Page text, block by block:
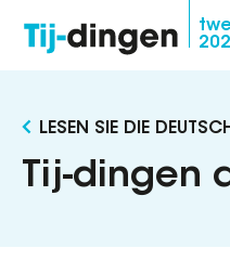
inhoud
gaan
LESEN SIE DIE
Tij-dingen